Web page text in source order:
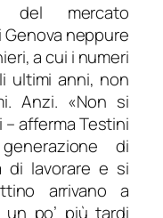
del mercato
neppure
a cui i numeri
ultimi anni, non
Anzi. «Non si
– afferma Testini
di
di lavorare e si
arrivano a
po’ più tardi